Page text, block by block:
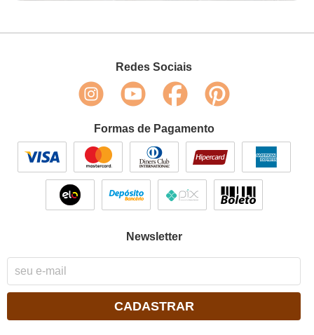
Redes Sociais
Formas de Pagamento
Newsletter
CADASTRAR